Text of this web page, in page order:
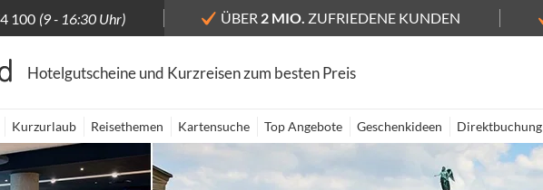
100 (9 - 16:30 Uhr) ÜBER 2 MIO. ZUFRIEDENE KUNDEN
Hotelgutscheine und Kurzreisen zum besten Preis
Kurzurlaub Reisethemen Kartensuche Top Angebote Geschenkideen Direktbuchung